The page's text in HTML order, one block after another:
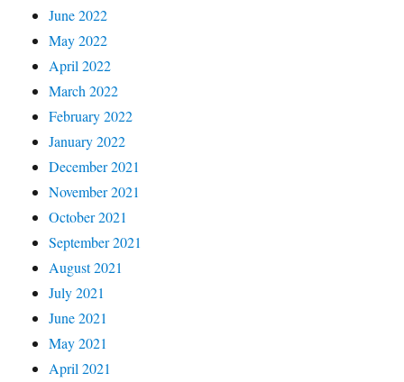
June 2022
May 2022
April 2022
March 2022
February 2022
January 2022
December 2021
November 2021
October 2021
September 2021
August 2021
July 2021
June 2021
May 2021
April 2021